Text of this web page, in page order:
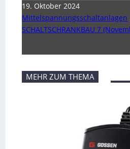
19. Oktober 2024
Mittelspannungsschaltanlagen
SCHALTSCHRANKBAU 7
MEHR ZUM THEMA